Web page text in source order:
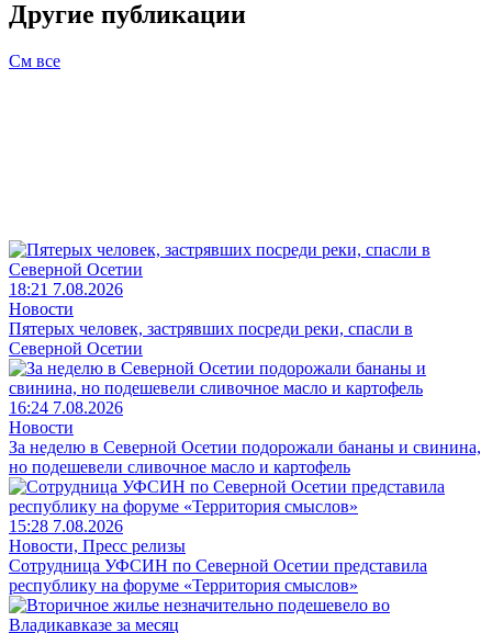
Другие публикации
См все
18:21 7.08.2026
Новости
Пятерых человек, застрявших посреди реки, спасли в
Северной Осетии
16:24 7.08.2026
Новости
За неделю в Северной Осетии подорожали бананы и свинина,
но подешевели сливочное масло и картофель
15:28 7.08.2026
Новости, Пресс релизы
Сотрудница УФСИН по Северной Осетии представила
республику на форуме «Территория смыслов»